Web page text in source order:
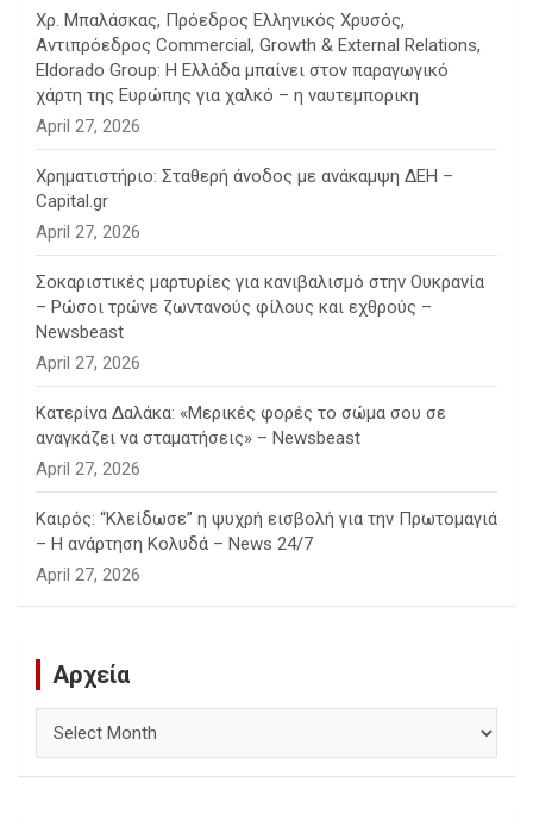
Χρ. Μπαλάσκας, Πρόεδρος Ελληνικός Χρυσός,
Αντιπρόεδρος Commercial, Growth & External Relations,
Eldorado Group: Η Ελλάδα μπαίνει στον παραγωγικό
χάρτη της Ευρώπης για χαλκό – η ναυτεμπορικη
April 27, 2026
Χρηματιστήριο: Σταθερή άνοδος με ανάκαμψη ΔΕΗ –
Capital.gr
April 27, 2026
Σοκαριστικές μαρτυρίες για κανιβαλισμό στην Ουκρανία
– Ρώσοι τρώνε ζωντανούς φίλους και εχθρούς –
Newsbeast
April 27, 2026
Κατερίνα Δαλάκα: «Μερικές φορές το σώμα σου σε
αναγκάζει να σταματήσεις» – Newsbeast
April 27, 2026
Καιρός: “Κλείδωσε” η ψυχρή εισβολή για την Πρωτομαγιά
– Η ανάρτηση Κολυδά – News 24/7
April 27, 2026
Αρχεία